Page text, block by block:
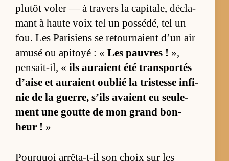
plu­tôt vo­ler — à tra­vers la ca­pi­ta­le, dé­cla­
mant à haute voix tel un pos­sé­dé, tel un
fou. Les Pa­ri­siens se re­tour­naient d’un air
amusé ou api­toyé : « Les pauvres ! »,
pen­sait-il, « ils au­raient été trans­por­tés
d’aise et au­raient ou­blié la tris­tesse in­fi­
nie de la guer­re, s’ils avaient eu seule­
ment une goutte de mon grand bon­
heur ! »
Pourquoi ar­rê­ta-t-il son choix sur les